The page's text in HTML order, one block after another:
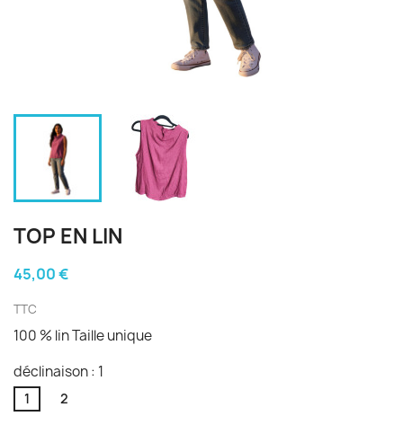
TOP EN LIN
45,00 €
TTC
100 % lin Taille unique
déclinaison : 1
1 2